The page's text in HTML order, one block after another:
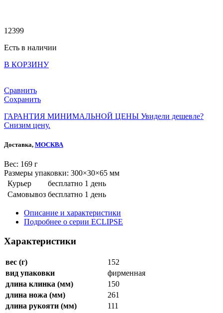
12399
Есть в наличии
В КОРЗИНУ
Сравнить
Сохранить
ГАРАНТИЯ МИНИМАЛЬНОЙ ЦЕНЫ Увидели дешевле?
Снизим цену.
Доставка, МОСКВА
Веc: 169 г
Размеры упаковки: 300×30×65 мм
Курьер
бесплатно 1 день
Самовывоз бесплатно 1 день
Описание и характеристики
Подробнее о серии ECLIPSE
Характеристики
вес (г)
152
вид упаковки
фирменная
длина клинка (мм)
150
длина ножа (мм)
261
длина рукояти (мм)
111